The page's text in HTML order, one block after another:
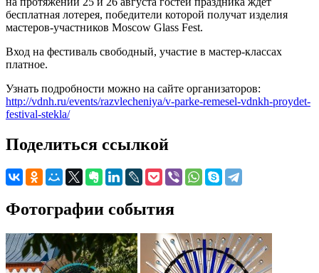
бесплатная лотерея, победители которой получат изделия
мастеров-участников Moscow Glass Fest.
Вход на фестиваль свободный, участие в мастер-классах
платное.
Узнать подробности можно на сайте организаторов:
http://vdnh.ru/events/razvlecheniya/v-parke-remesel-vdnkh-proydet-
festival-stekla/
Поделиться ссылкой
Фотографии события